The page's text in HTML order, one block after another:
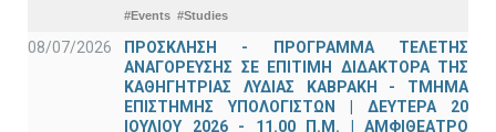
#Events #Studies
08/07/2026
ΠΡΟΣΚΛΗΣΗ - ΠΡΟΓΡΑΜΜΑ ΤΕΛΕΤΗΣ
ΑΝΑΓΟΡΕΥΣΗΣ ΣΕ ΕΠΙΤΙΜΗ ΔΙΔΑΚΤΟΡΑ ΤΗΣ
ΚΑΘΗΓΗΤΡΙΑΣ ΛΥΔΙΑΣ ΚΑΒΡΑΚΗ - ΤΜΗΜΑ
ΕΠΙΣΤΗΜΗΣ ΥΠΟΛΟΓΙΣΤΩΝ | ΔΕΥΤΕΡΑ 20
ΙΟΥΛΙΟΥ 2026 - 11.00 Π.Μ. | ΑΜΦΙΘΕΑΤΡΟ